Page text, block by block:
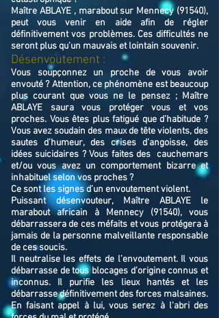
Maître ABLAYE , marabout sur Mennecy (91540),
peut vous venir en aide afin de régler
définitivement vos problèmes. Ces difficultés ne
seront plus qu’un mauvais et lointain souvenir.
Désenvoutement :
Vous soupçonnez un proche de vous avoir
envouté ? Attention, ce phénomène est beaucoup
plus courant que vous ne le pensez ; Maître
ABLAYE saura vous protéger vous et vos
proches. Vous êtes plus fatigué que d’habitude ?
Vous avez soudain des maux de tête violents, des
sautes d’humeur, des crises d’angoisse, des
idées suicidaires ? Vous faites des cauchemars
et/ou vous avez un comportement bizarre et
inhabituel selon vos proches ?
Ce sont les signes d’un envoutement violent.
Puissant désenvouteur,
Maître ABLAYE
le
marabout africain à Mennecy (91540), vous
débarrassera de ces méfaits et vous protégera à
jamais de la personne malveillante responsable
de ces soucis.
Il neutralise les effets de l’envoutement. Il vous
débarrasse de tous blocages d'origine connus et
inconnus. Il purifie les lieux hantés et les
débarrasse définitivement des forces malsaines.
En faisant appel à lui, vous serez à l'abri des